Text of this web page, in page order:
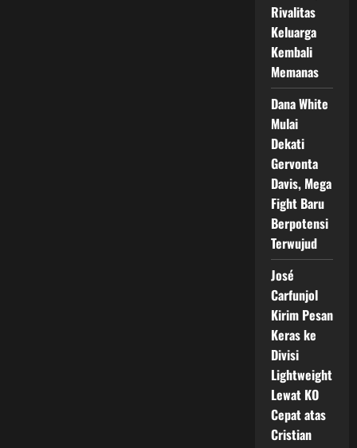
Rivalitas
Keluarga
Kembali
Memanas
Dana White
Mulai
Dekati
Gervonta
Davis, Mega
Fight Baru
Berpotensi
Terwujud
José
Carfunjol
Kirim Pesan
Keras ke
Divisi
Lightweight
Lewat KO
Cepat atas
Cristian